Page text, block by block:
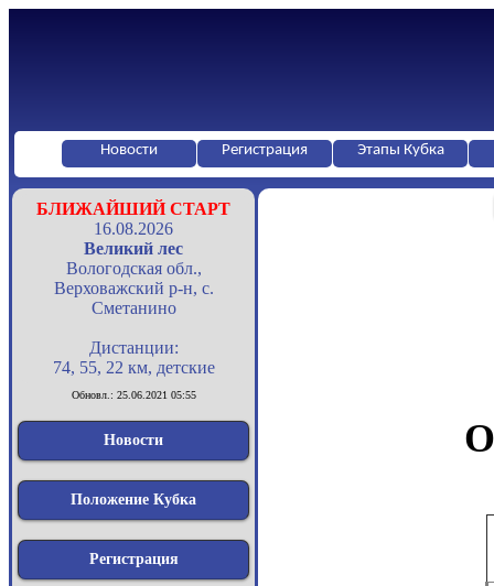
Новости Регистрация Этапы Кубка
БЛИЖАЙШИЙ СТАРТ
16.08.2026
Великий лес
Вологодская обл.,
Верховажский р-н, с.
Сметанино
Дистанции:
74, 55, 22 км, детские
Обновл.: 25.06.2021 05:55
Новости
Положение Кубка
Регистрация